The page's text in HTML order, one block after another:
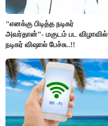
"எனக்கு பிடித்த நடிகர்
அவர்தான்"- மகுடம் பட விழாவில்
நடிகர் விஷால் பேச்சு..!!